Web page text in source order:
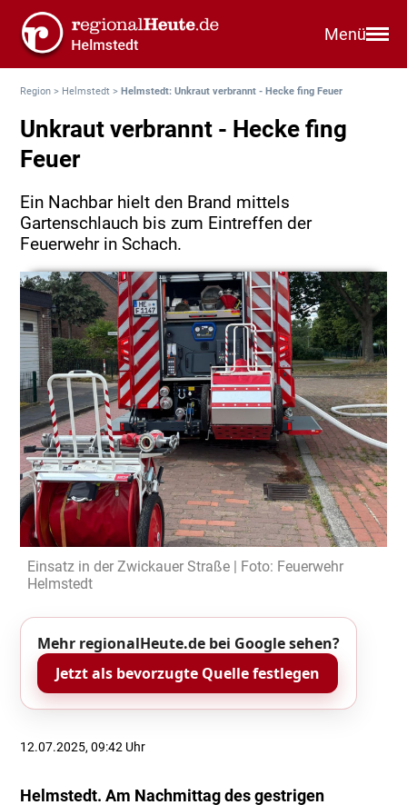
Menü
Region > Helmstedt >Helmstedt: Unkraut verbrannt - Hecke fing Feuer
Unkraut verbrannt - Hecke fing
Feuer
Ein Nachbar hielt den Brand mittels
Gartenschlauch bis zum Eintreffen der
Feuerwehr in Schach.
Einsatz in der Zwickauer Straße | Foto: Feuerwehr
Helmstedt
Mehr regionalHeute.de bei Google sehen?
Jetzt als bevorzugte Quelle festlegen
12.07.2025, 09:42 Uhr
Helmstedt. Am Nachmittag des gestrigen